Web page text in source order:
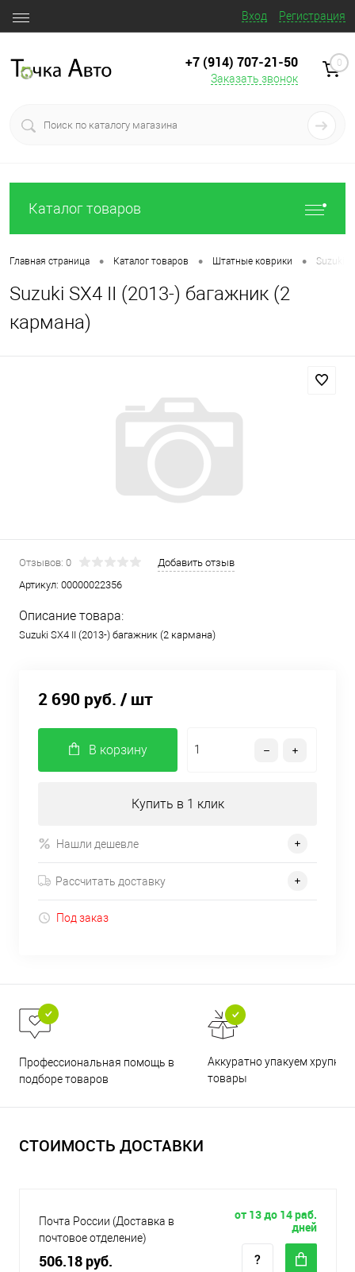
Вход Регистрация
+7 (914) 707‒21‒50
Заказать звонок
0
Каталог товаров
Главная страница • Каталог товаров • Штатные коврики • Suzuki
Suzuki SX4 II (2013-) багажник (2
кармана)
Отзывов: 0
Добавить отзыв
Артикул: 00000022356
Описание товара:
Suzuki SX4 II (2013-) багажник (2 кармана)
2 690 руб. / шт
В корзину
Купить в 1 клик
Нашли дешевле
Рассчитать доставку
Под заказ
Профессиональная помощь в
подборе товаров
Аккуратно упакуем хрупкие
товары
СТОИМОСТЬ ДОСТАВКИ
Почта России (Доставка в
почтовое отделение)
506.18 руб.
от 13 до 14 раб.
дней